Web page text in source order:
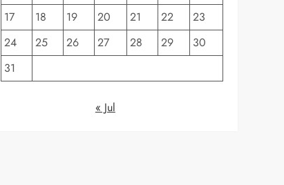
17
18 19 20 21 22
23
24
25 26 27 28 29
30
31
« Jul